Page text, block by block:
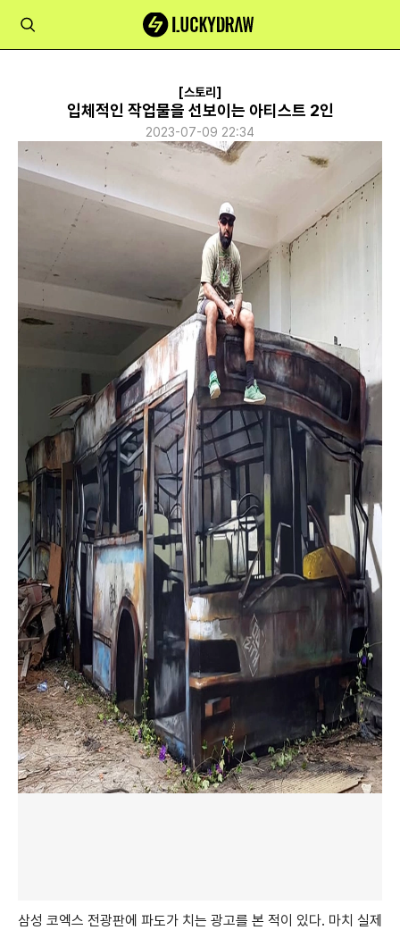
[스토리]
입체적인 작업물을 선보이는 아티스트 2인
2023-07-09 22:34
삼성 코엑스 전광판에 파도가 치는 광고를 본 적이 있다. 마치 실제